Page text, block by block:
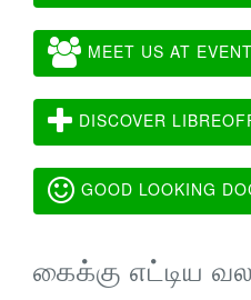
MEET US AT
DISCOVER
GOOD LOOKING
கைக்கு எட்டிய